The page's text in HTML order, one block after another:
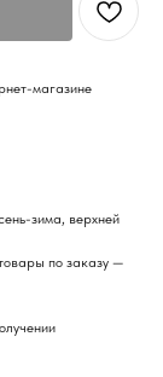
магазине
зима, верхней
по заказу —